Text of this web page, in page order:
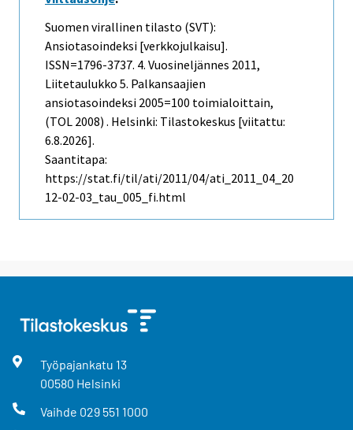
Suomen virallinen tilasto (SVT):
Ansiotasoindeksi [verkkojulkaisu].
ISSN=1796-3737. 4. Vuosineljännes 2011,
Liitetaulukko 5. Palkansaajien
ansiotasoindeksi 2005=100 toimialoittain,
(TOL 2008) . Helsinki: Tilastokeskus [viitattu:
6.8.2026].
Saantitapa:
https://stat.fi/til/ati/2011/04/ati_2011_04_20
12-02-03_tau_005_fi.html
Työpajankatu 13
00580 Helsinki
Vaihde 029 551 1000